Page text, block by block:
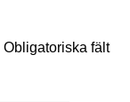
Obligatoriska fält